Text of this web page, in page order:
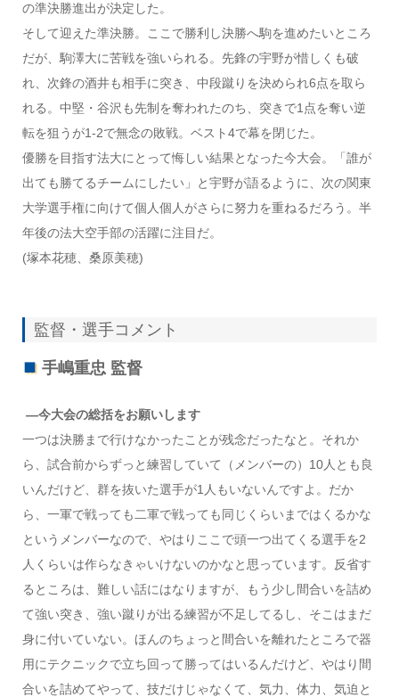
の準決勝進出が決定した。
そして迎えた準決勝。ここで勝利し決勝へ駒を進めたいところ
だが、駒澤大に苦戦を強いられる。先鋒の宇野が惜しくも破
れ、次鋒の酒井も相手に突き、中段蹴りを決められ6点を取ら
れる。中堅・谷沢も先制を奪われたのち、突きで1点を奪い逆
転を狙うが1-2で無念の敗戦。ベスト4で幕を閉じた。
優勝を目指す法大にとって悔しい結果となった今大会。「誰が
出ても勝てるチームにしたい」と宇野が語るように、次の関東
大学選手権に向けて個人個人がさらに努力を重ねるだろう。半
年後の法大空手部の活躍に注目だ。
(塚本花穂、桑原美穂)
監督・選手コメント
手嶋重忠 監督
―今大会の総括をお願いします
一つは決勝まで行けなかったことが残念だったなと。それか
ら、試合前からずっと練習していて（メンバーの）10人とも良
いんだけど、群を抜いた選手が1人もいないんですよ。だか
ら、一軍で戦っても二軍で戦っても同じくらいまではくるかな
というメンバーなので、やはりここで頭一つ出てくる選手を2
人くらいは作らなきゃいけないのかなと思っています。反省す
るところは、難しい話にはなりますが、もう少し間合いを詰め
て強い突き、強い蹴りが出る練習が不足してるし、そこはまだ
身に付いていない。ほんのちょっと間合いを離れたところで器
用にテクニックで立ち回って勝ってはいるんだけど、やはり間
合いを詰めてやって、技だけじゃなくて、気力、体力、気迫と